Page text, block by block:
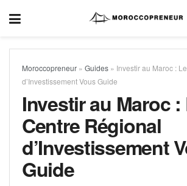
Moroccopreneur » Guides » Investir au Maroc :
d’Investissement Vous Guide
Investir au Maroc :
Centre Régional
d’Investissement
Guide